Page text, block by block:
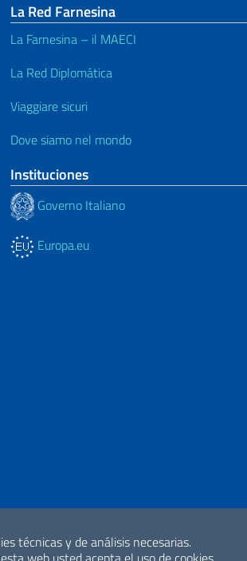
técnicas y de análisis necesarias.
La Red Farnesina
La Farnesina – il MAECI
La Red Diplomática
Viaggiare sicuri
Dove siamo nel mondo
Instituciones
Governo Italiano
Europa.eu